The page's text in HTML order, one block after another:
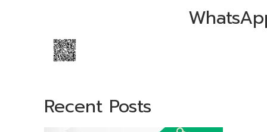
Recent Posts